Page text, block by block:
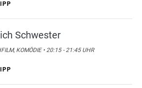
Schwester
KOMÖDIE • 20:15 - 21:45 UHR